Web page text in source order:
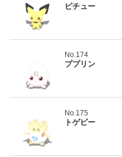
ピチュー
No.174
ププリン
No.175
トゲピー